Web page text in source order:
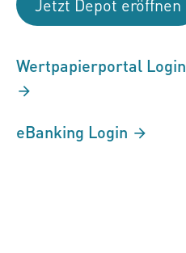
Jetzt Depot eröffnen
Wertpapierportal Login
eBanking Login